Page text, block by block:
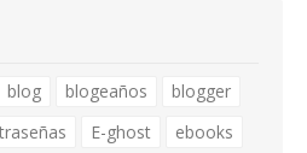
blog blogeaños
blogger
E-ghost
ebooks